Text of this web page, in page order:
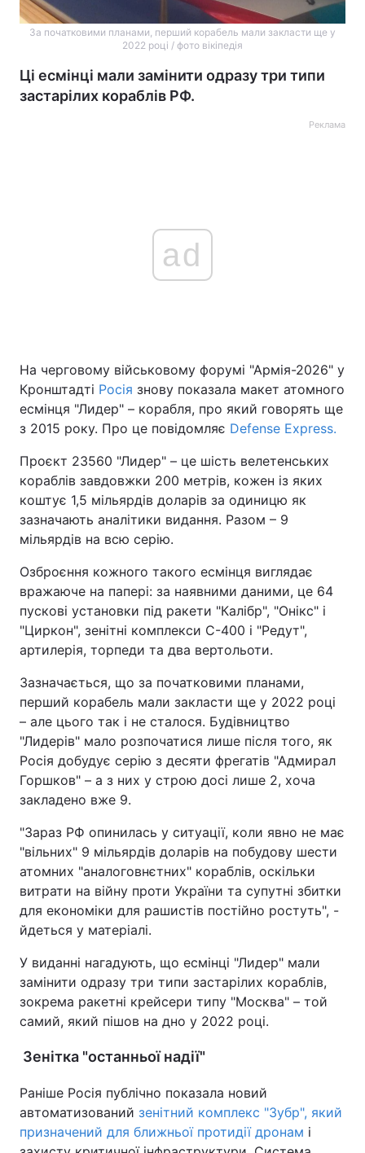
За початковими планами, перший корабель мали закласти ще у
2022 році / фото вікіпедія
Ці есмінці мали замінити одразу три типи
застарілих кораблів РФ.
Реклама
ad
На черговому військовому форумі "Армія-2026" у
Кронштадті Росія знову показала макет атомного
есмінця "Лидер" – корабля, про який говорять ще
з 2015 року. Про це повідомляє Defense Express.
Проєкт 23560 "Лидер" – це шість велетенських
кораблів завдовжки 200 метрів, кожен із яких
коштує 1,5 мільярдів доларів за одиницю як
зазначають аналітики видання. Разом – 9
мільярдів на всю серію.
Озброєння кожного такого есмінця виглядає
вражаюче на папері: за наявними даними, це 64
пускові установки під ракети "Калібр", "Онікс" і
"Циркон", зенітні комплекси С-400 і "Редут",
артилерія, торпеди та два вертольоти.
Зазначається, що за початковими планами,
перший корабель мали закласти ще у 2022 році
– але цього так і не сталося. Будівництво
"Лидерів" мало розпочатися лише після того, як
Росія добудує серію з десяти фрегатів "Адмирал
Горшков" – а з них у строю досі лише 2, хоча
закладено вже 9.
"Зараз РФ опинилась у ситуації, коли явно не має
"вільних" 9 мільярдів доларів на побудову шести
атомних "аналоговнєтних" кораблів, оскільки
витрати на війну проти України та супутні збитки
для економіки для рашистів постійно ростуть", -
йдеться у матеріалі.
У виданні нагадують, що есмінці "Лидер" мали
замінити одразу три типи застарілих кораблів,
зокрема ракетні крейсери типу "Москва" – той
самий, який пішов на дно у 2022 році.
Зенітка "останньої надії"
Раніше Росія публічно показала новий
автоматизований зенітний комплекс "Зубр", який
призначений для ближньої протидії дронам і